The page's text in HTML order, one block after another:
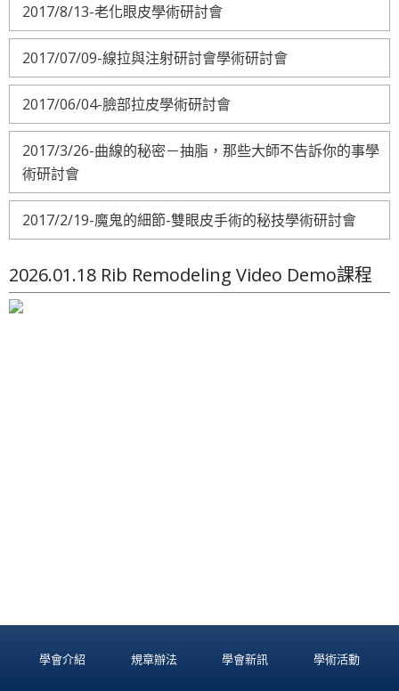
2017/8/13-老化眼皮學術研討會
2017/07/09-線拉與注射研討會學術研討會
2017/06/04-臉部拉皮學術研討會
2017/3/26-曲線的秘密－抽脂，那些大師不告訴你的事學
術研討會
2017/2/19-魔鬼的細節-雙眼皮手術的秘技學術研討會
2026.01.18 Rib Remodeling Video Demo課程
學會介紹 規章辦法 學會新訊 學術活動